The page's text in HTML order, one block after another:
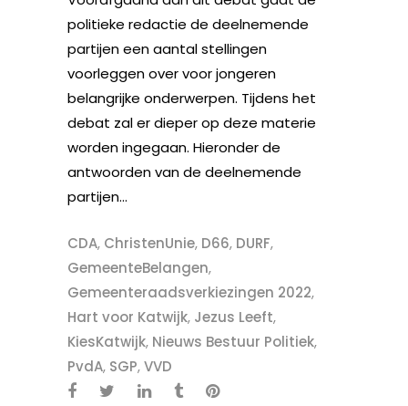
politieke redactie de deelnemende
partijen een aantal stellingen
voorleggen over voor jongeren
belangrijke onderwerpen. Tijdens het
debat zal er dieper op deze materie
worden ingegaan. Hieronder de
antwoorden van de deelnemende
partijen...
CDA, ChristenUnie, D66, DURF,
GemeenteBelangen,
Gemeenteraadsverkiezingen 2022,
Hart voor Katwijk, Jezus Leeft,
KiesKatwijk, Nieuws Bestuur Politiek,
PvdA, SGP,VVD